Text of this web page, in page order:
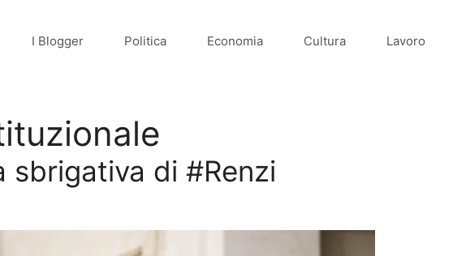
I Blogger Politica Economia Cultura Lavoro
sbrigativa di #Renzi